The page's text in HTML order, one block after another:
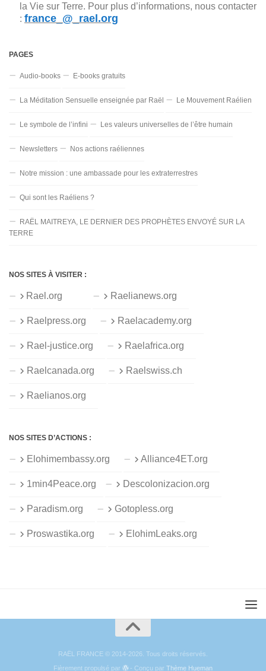
la Vie sur Terre. Pour plus d’informations, nous contacter
: france_@_rael.org
PAGES
Audio-books E-books gratuits
La Méditation Sensuelle enseignée par Raël Le Mouvement Raélien
Le symbole de l’infini Les valeurs universelles de l’être humain
Newsletters Nos actions raéliennes
Notre mission : une ambassade pour les extraterrestres
Qui sont les Raéliens ?
RAËL MAITREYA, LE DERNIER DES PROPHÈTES ENVOYÉ SUR LA
TERRE
NOS SITES À VISITER :
Rael.org Raelianews.org
Raelpress.org Raelacademy.org
Rael-justice.org Raelafrica.org
Raelcanada.org Raelswiss.ch
Raelianos.org
NOS SITES D’ACTIONS :
Elohimembassy.org Alliance4ET.org
1min4Peace.org Descolonizacion.org
Paradism.org Gotopless.org
Proswastika.org ElohimLeaks.org
RAËL FRANCE © 2014-2026. Tous droits réservés.
Fièrement propulsé par
- Conçu parThème Hueman